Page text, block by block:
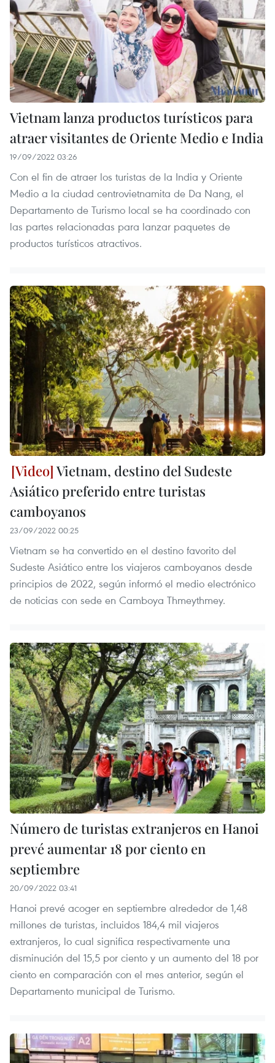
Vietnam lanza productos turísticos para
atraer visitantes de Oriente Medio e India
19/09/2022 03:26
Con el fin de atraer los turistas de la India y Oriente
Medio a la ciudad centrovietnamita de Da Nang, el
Departamento de Turismo local se ha coordinado con
las partes relacionadas para lanzar paquetes de
productos turísticos atractivos.
Vietnam, destino del Sudeste
Asiático preferido entre turistas
camboyanos
23/09/2022 00:25
Vietnam se ha convertido en el destino favorito del
Sudeste Asiático entre los viajeros camboyanos desde
principios de 2022, según informó el medio electrónico
de noticias con sede en Camboya Thmeythmey.
Número de turistas extranjeros en Hanoi
prevé aumentar 18 por ciento en
septiembre
20/09/2022 03:41
Hanoi prevé acoger en septiembre alrededor de 1,48
millones de turistas, incluidos 184,4 mil viajeros
extranjeros, lo cual significa respectivamente una
disminución del 15,5 por ciento y un aumento del 18 por
ciento en comparación con el mes anterior, según el
Departamento municipal de Turismo.